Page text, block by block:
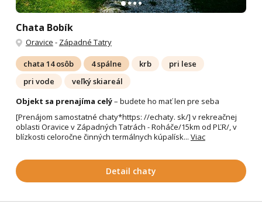
Chata Bobík
Oravice - Západné Tatry
chata 14 osôb 4 spálne krb
pri lese
pri vode
veľký skiareál
Objekt sa prenajíma celý– budete ho mať len pre seba
[Prenájom samostatné chaty*https: //echaty. sk/] v rekreačnej
oblasti Oravice v Západných Tatrách - Roháče/15km od PĽR/, v
blízkosti celoročne činných termálnych kúpalísk... Viac
Detail chaty